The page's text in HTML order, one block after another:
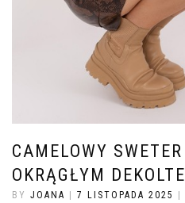
CAMELOWY
OKRĄGŁYM
BY JOANA 7 LISTOPADA 2025